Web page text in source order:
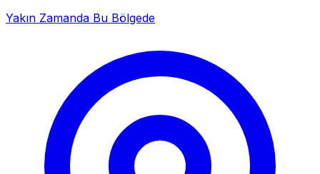
Yakın Zamanda Bu Bölgede